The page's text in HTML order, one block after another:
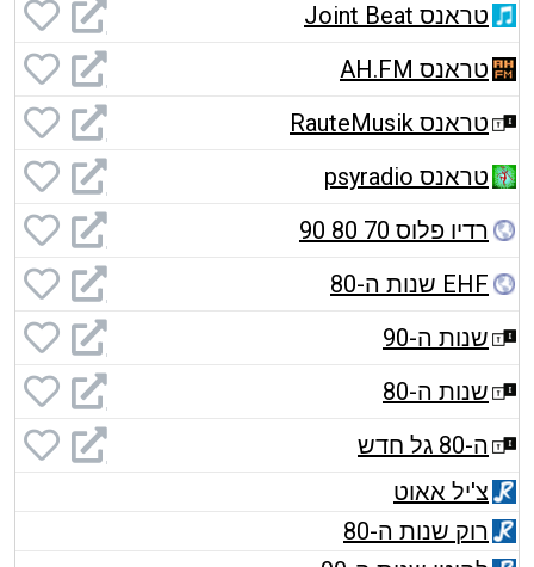
טראנס Joint Beat
טראנס AH.FM
טראנס RauteMusik
טראנס psyradio
רדיו פלוס 70 80 90
EHF שנות ה-80
שנות ה-90
שנות ה-80
ה-80 גל חדש
צ'יל אאוט
רוק שנות ה-80